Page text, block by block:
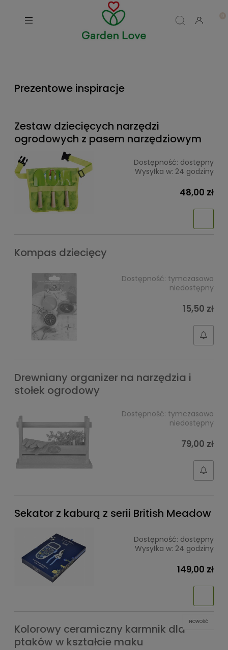
Prezentowe inspiracje
Zestaw dziecięcych narzędzi
ogrodowych z pasem narzędziowym
Dostępność: dostępny
Wysyłka w: 24 godziny
48,00 zł
Kompas dziecięcy
Dostępność: tymczasowo
niedostępny
15,50 zł
Drewniany organizer na narzędzia i
stołek ogrodowy
Dostępność: tymczasowo
niedostępny
79,00 zł
Sekator z kaburą z serii British Meadow
Dostępność: dostępny
Wysyłka w: 24 godziny
149,00 zł
Kolorowy ceramiczny karmnik dla
ptaków w kształcie maku
NOWOŚĆ